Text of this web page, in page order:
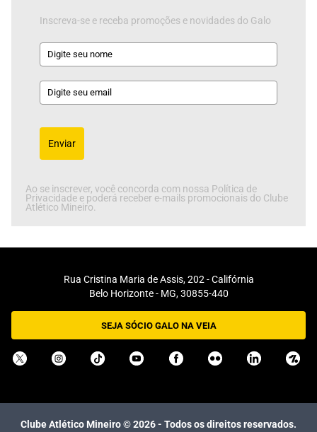
Inscreva-se e receba promoções e novidades do Galo
Enviar
Ao se inscrever, você concorda com nossa Política de
Privacidade e poderá receber e-mails promocionais do Clube
Atlético Mineiro.
Rua Cristina Maria de Assis, 202 - Califórnia
Belo Horizonte - MG, 30855-440
SEJA SÓCIO GALO NA VEIA
Clube Atlético Mineiro ©2026- Todos os direitos reservados.